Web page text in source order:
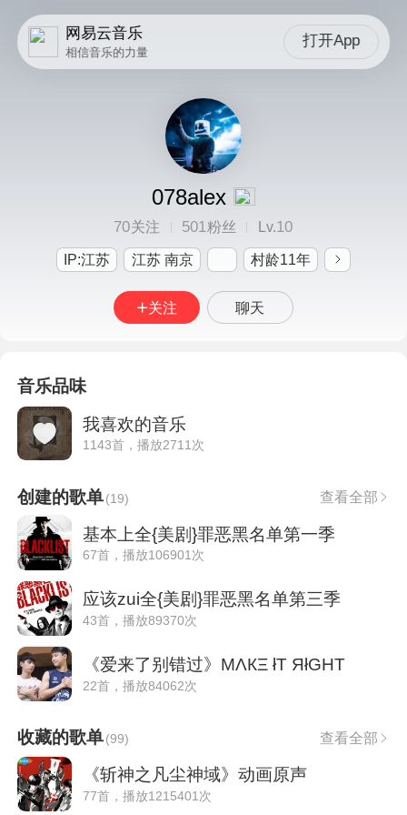
网易云音乐
相信音乐的力量
打开App
078alex
70关注 501粉丝 Lv.10
IP:江苏 江苏 南京 村龄11年
关注 聊天
音乐品味
我喜欢的音乐
1143首，播放2711次
创建的歌单(19) 查看全部
基本上全{美剧}罪恶黑名单第一季
67首，播放106901次
应该zui全{美剧}罪恶黑名单第三季
43首，播放89370次
《爱来了别错过》MΛКΞ łТ ЯłGHТ
22首，播放84062次
收藏的歌单(99) 查看全部
《斩神之凡尘神域》动画原声
77首，播放1215401次